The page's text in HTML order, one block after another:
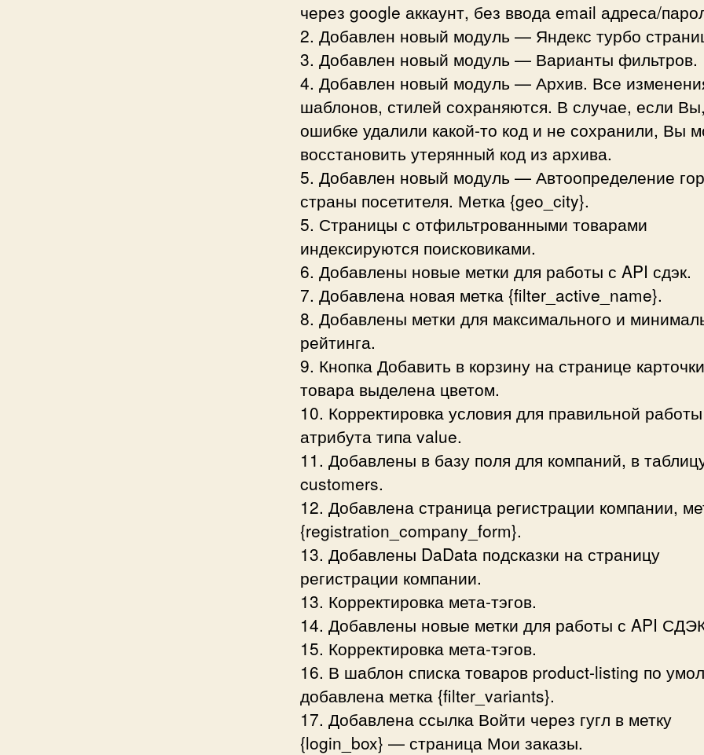
через google аккаунт, без ввода email адреса/
2. Добавлен новый модуль — Яндекс турбо
3. Добавлен новый модуль — Варианты фильтров.
4. Добавлен новый модуль — Архив. Все
шаблонов, стилей сохраняются. В случае, если
ошибке удалили какой-то код и не сохранили, Вы
восстановить утерянный код из архива.
5. Добавлен новый модуль — Автоопределение
страны посетителя. Метка {geo_city}.
5. Страницы с отфильтрованными товарами
индексируются поисковиками.
6. Добавлены новые метки для работы с API сдэк.
7. Добавлена новая метка {filter_active_name}.
8. Добавлены метки для максимального и
рейтинга.
9. Кнопка Добавить в корзину на странице карточки
товара выделена цветом.
10. Корректировка условия для правильной работы
атрибута типа value.
11. Добавлены в базу поля для компаний, в
customers.
12. Добавлена страница регистрации компании,
{registration_company_form}.
13. Добавлены DaData подсказки на страницу
регистрации компании.
13. Корректировка мета-тэгов.
14. Добавлены новые метки для работы с API
15. Корректировка мета-тэгов.
16. В шаблон списка товаров product-listing по
добавлена метка {filter_variants}.
17. Добавлена ссылка Войти через гугл в метку
{login_box} — страница Мои заказы.